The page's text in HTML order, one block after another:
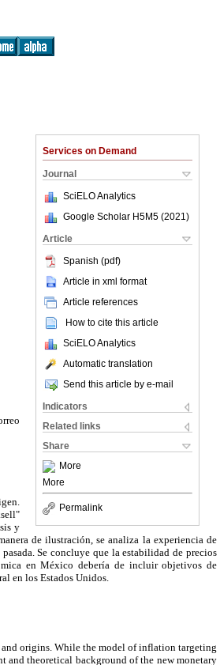
Services on Demand
Journal
SciELO Analytics
Google Scholar H5M5 (2021 )
Article
Spanish (pdf)
Article in xml format
Article references
How to cite this article
SciELO Analytics
Automatic translation
Send this article by e-mail
Indicators
Related links
Share
More
More
Permalink
y
de ilustración, se analiza la experiencia de
Se concluye que la estabilidad de precios
en México debería de incluir objetivos de
en los Estados Unidos.
origins. While the model of inflation targeting
and theoretical background of the new monetary